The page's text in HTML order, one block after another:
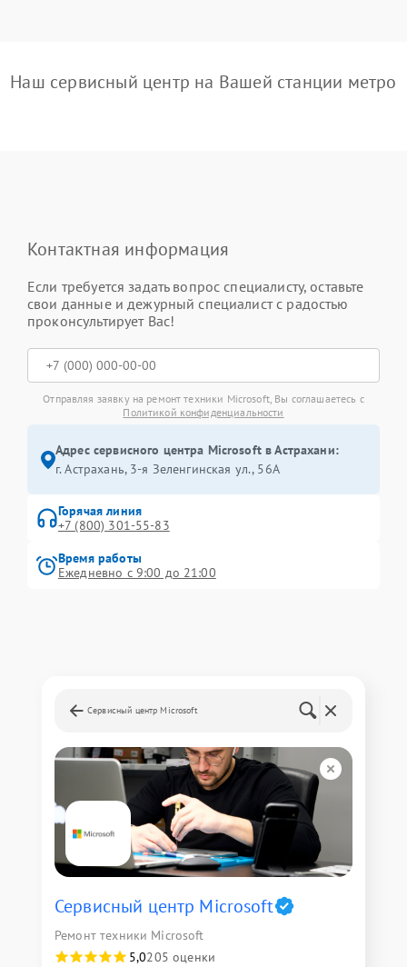
Наш сервисный центр на Вашей станции метро
Контактная информация
Если требуется задать вопрос специалисту, оставьте
свои данные и дежурный специалист с радостью
проконсультирует Вас!
Отправляя заявку на ремонт техники Microsoft, Вы соглашаетесь с
Политикой конфиденциальности
Адрес сервисного центра Microsoft в Астрахани:
г. Астрахань, 3-я Зеленгинская ул., 56А
Горячая линия
+7 (800) 301-55-83
Время работы
Ежедневно с 9:00 до 21:00
Сервисный центр Microsoft
Сервисный центр Microsoft
Ремонт техники Microsoft
5,0205 оценки